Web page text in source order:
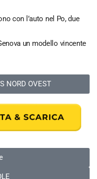
con l’auto nel Po, due
un modello vincente
NORD OVEST